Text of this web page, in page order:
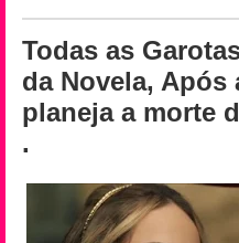
Todas as
da Novela, Após
planeja a morte
.